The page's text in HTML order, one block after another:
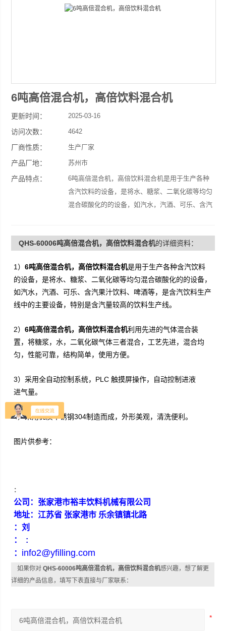
6吨高倍混合机，高倍饮料混合机
更新时间： 2025-03-16
访问次数： 4642
厂商性质： 生产厂家
产品厂地： 苏州市
产品特点：
6吨高倍混合机，高倍饮料混合机是用于生产各种
含汽饮料的设备，是将水、糖浆、二氧化碳等均匀
混合碳酸化的的设备，如汽水，汽酒、可乐、含汽
QHS-60006吨高倍混合机，高倍饮料混合机的详细资料：
1）6吨高倍混合机，高倍饮料混合机是用于生产各种含汽饮料
的设备，是将水、糖浆、二氧化碳等均匀混合碳酸化的的设备，
如汽水，汽酒、可乐、含汽果汁饮料、啤酒等，是含汽饮料生产
线中的主要设备，特别是含汽量较高的饮料生产线。
2）6吨高倍混合机，高倍饮料混合机利用先进的气体混合装
置，将糖浆，水，二氧化碳气体三者混合，工艺先进，混合均
匀，性能可靠，结构简单，使用方便。
3）采用全自动控制系统，PLC 触摸屏操作，自动控制进液
进气量。
4）采用优质不锈钢304制造而成，外形美观，清洗便利。
图片供参考：
：
公司：张家港市裕丰饮料机械有限公司
地址：江苏省 张家港市 乐余镇镇北路
：刘
：
:
： info2@yfilling.com
如果你对QHS-60006吨高倍混合机，高倍饮料混合机感兴趣，想了解更
详细的产品信息，填写下表直接与厂家联系：